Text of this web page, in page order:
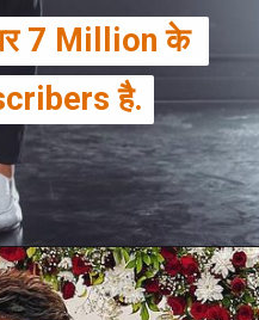
7 Million के
है.
7 Million के
है.